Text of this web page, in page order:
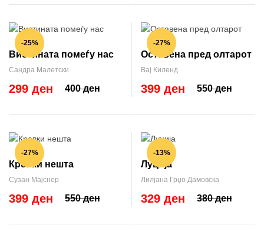
-25%
Вистината помеѓу нас
Сандра Малетски
400 ден
299 ден
-27%
Оставена пред олтарот
Вај Киленд
550 ден
399 ден
-27%
Кревки нешта
Сузан Мајснер
550 ден
399 ден
-13%
Луција
Лилјана Грџо Дамовска
380 ден
329 ден